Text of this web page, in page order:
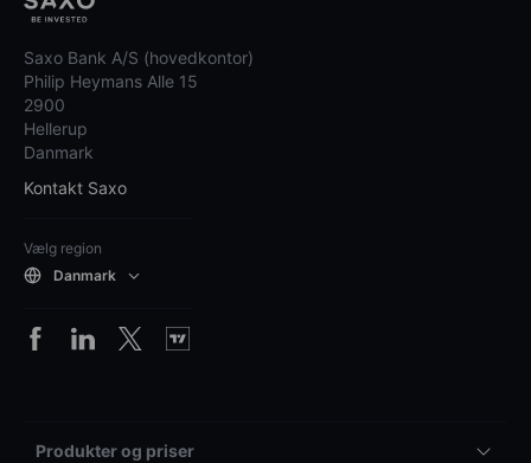
Saxo Bank A/S (hovedkontor)
Philip Heymans Alle 15
2900
Hellerup
Danmark
Kontakt Saxo
Vælg region
Danmark
Produkter og priser